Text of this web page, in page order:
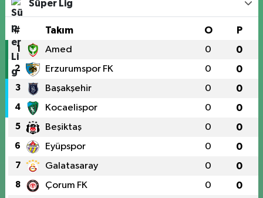
Süper Lig
# Takım O P
1 Amed 0 0
2 Erzurumspor FK 0 0
3 Başakşehir 0 0
4 Kocaelispor 0 0
5 Beşiktaş 0 0
6 Eyüpspor 0 0
7 Galatasaray 0 0
8 Çorum FK 0 0